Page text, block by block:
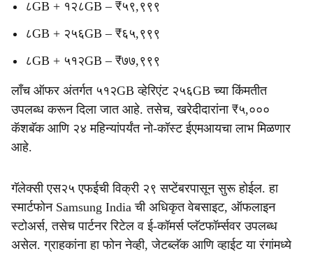
८GB + १२८GB – ₹५९,९९९
८GB + २५६GB – ₹६५,९९९
८GB + ५१२GB – ₹७७,९९९
लाँच ऑफर अंतर्गत ५१२GB व्हेरिएंट २५६GB च्या किंमतीत
उपलब्ध करून दिला जात आहे. तसेच, खरेदीदारांना ₹५,०००
कॅशबॅक आणि २४ महिन्यांपर्यंत नो-कॉस्ट ईएमआयचा लाभ मिळणार
आहे.
गॅलेक्सी एस२५ एफईची विक्री २९ सप्टेंबरपासून सुरू होईल. हा
स्मार्टफोन Samsung India ची अधिकृत वेबसाइट, ऑफलाइन
स्टोअर्स, तसेच पार्टनर रिटेल व ई-कॉमर्स प्लॅटफॉर्म्सवर उपलब्ध
असेल. ग्राहकांना हा फोन नेव्ही, जेटब्लॅक आणि व्हाईट या रंगांमध्ये